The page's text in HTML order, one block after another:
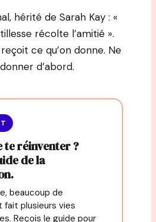
hérité de Sarah Kay : «
récolte l’amitié ».
ce qu’on donne. Ne
d’abord.
te réinventer ?
de la
beaucoup de
fait plusieurs vies
Reçois le guide pour